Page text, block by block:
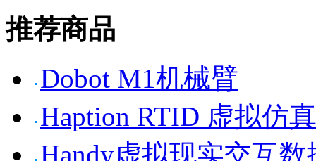
推荐商品
Dobot M1机械臂
Haption RTID 虚拟仿
Handy虚拟现实交互数